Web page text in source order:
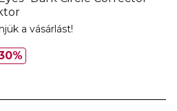
a vásárlást!